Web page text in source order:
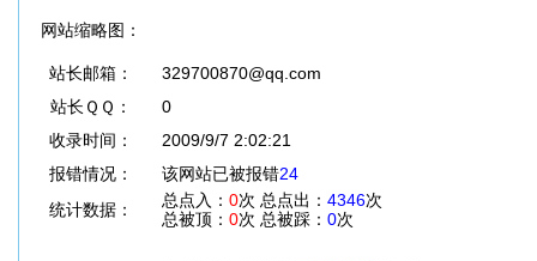
网站缩略图：
站长邮箱：
329700870@qq.com
站长ＱＱ：
0
收录时间：
2009/9/7 2:02:21
报错情况：
该网站已被报错24
统计数据：
总点入： 0次 总点出： 4346次
总被顶： 0次 总被踩： 0次